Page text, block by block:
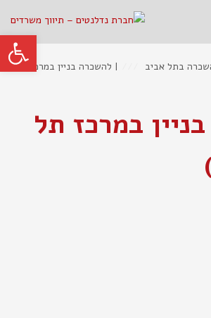
בתל אביב | להשכרה בניין במרכז תל
במרכז תל
פתח